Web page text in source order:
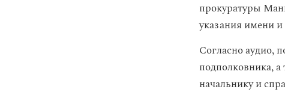
прокуратуры
указания имени
Согласно аудио,
подполковника,
начальнику и